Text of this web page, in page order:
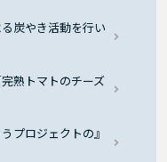
炭やき活動を行い
熟トマトのチーズ
プロジェクトの』